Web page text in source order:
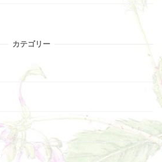
カテゴリー